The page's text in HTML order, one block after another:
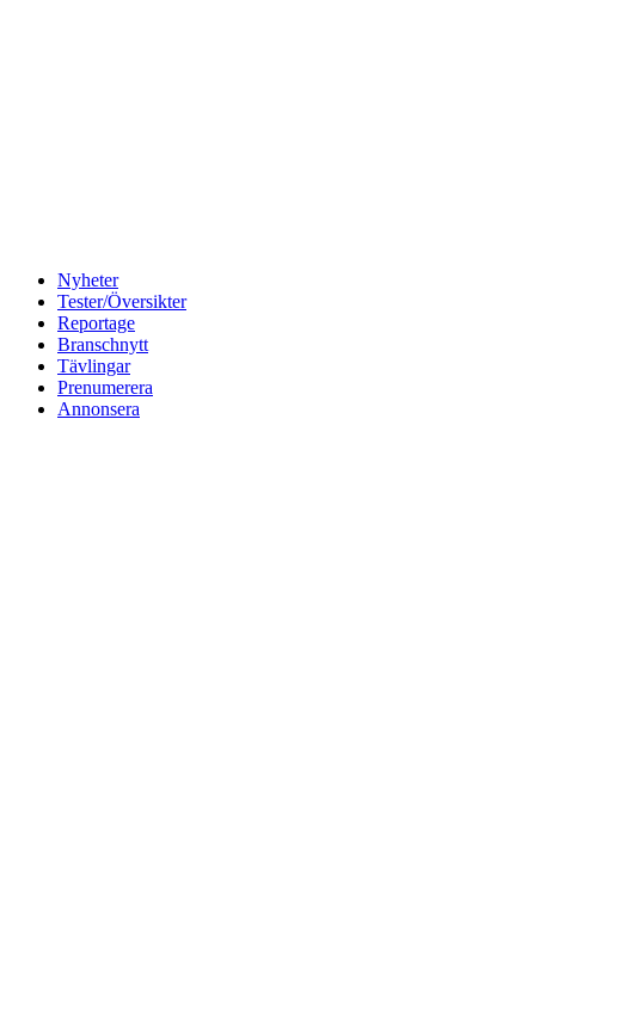
Nyheter
Tester/Översikter
Reportage
Branschnytt
Tävlingar
Prenumerera
Annonsera